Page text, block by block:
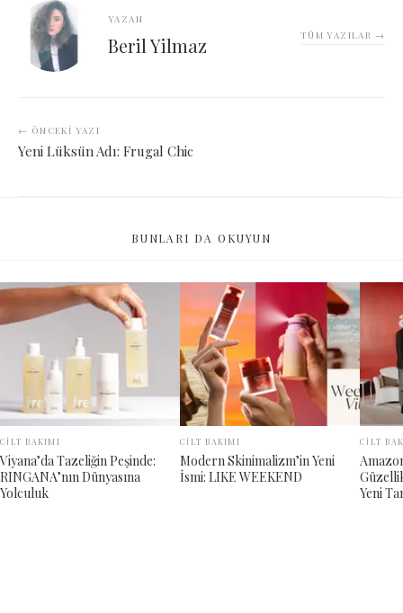
YAZAN
Beril Yilmaz TÜM YAZILAR →
← ÖNCEKI YAZI
Yeni Lüksün Adı: Frugal Chic
BUNLARI DA OKUYUN
CİLT BAKIMI
Viyana’da Tazeliğin Peşinde:
RINGANA’nın Dünyasına
Yolculuk
CİLT BAKIMI
Modern Skinimalizm’in Yeni
İsmi: LIKE WEEKEND
CİLT
Yeni